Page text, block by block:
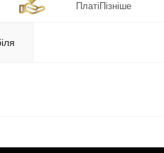
ПлатіПізніше